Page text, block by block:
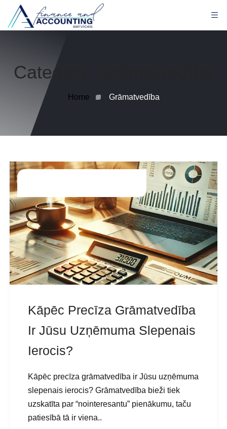
Category:
Home Grāmatvedība
Kāpēc Precīza Grāmatvedība
Ir Jūsu Uzņēmuma Slepenais
Ierocis?
Kāpēc precīza grāmatvedība ir Jūsu uzņēmuma
slepenais ierocis? Grāmatvedība bieži tiek
uzskatīta par “nointeresantu” pienākumu, taču
patiesībā tā ir viena..